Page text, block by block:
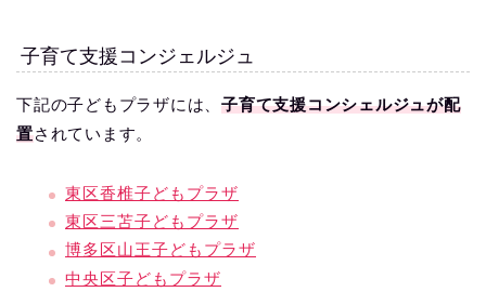
子育て支援コンジェルジュ
下記の子どもプラザには、子育て支援コンシェルジュが配
置されています。
東区香椎子どもプラザ
東区三苫子どもプラザ
博多区山王子どもプラザ
中央区子どもプラザ